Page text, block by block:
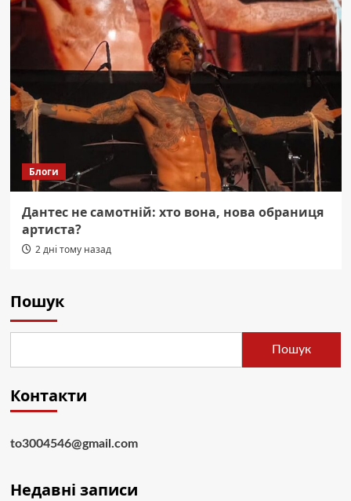
Блоги
Дантес не самотній: хто вона, нова обраниця
артиста?
2 дні тому назад
Пошук
Пошук
Контакти
to3004546@gmail.com
Недавні записи